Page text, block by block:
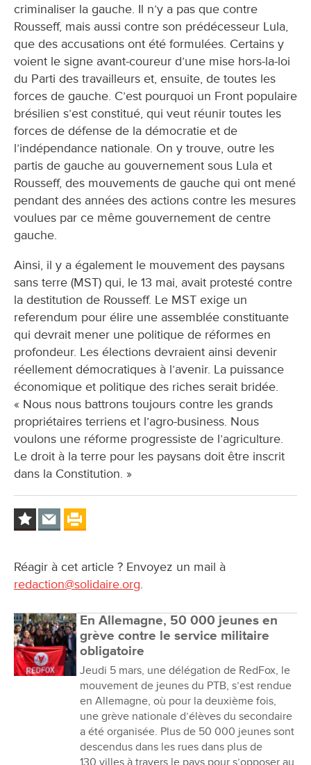
criminaliser la gauche. Il n’y a pas que contre
Rousseff, mais aussi contre son prédécesseur Lula,
que des accusations ont été formulées. Certains y
voient le signe avant-coureur d’une mise hors-la-loi
du Parti des travailleurs et, ensuite, de toutes les
forces de gauche. C’est pourquoi un Front populaire
brésilien s’est constitué, qui veut réunir toutes les
forces de défense de la démocratie et de
l’indépendance nationale. On y trouve, outre les
partis de gauche au gouvernement sous Lula et
Rousseff, des mouvements de gauche qui ont mené
pendant des années des actions contre les mesures
voulues par ce même gouvernement de centre
gauche.
Ainsi, il y a également le mouvement des paysans
sans terre (MST) qui, le 13 mai, avait protesté contre
la destitution de Rousseff. Le MST exige un
referendum pour élire une assemblée constituante
qui devrait mener une politique de réformes en
profondeur. Les élections devraient ainsi devenir
réellement démocratiques à l’avenir. La puissance
économique et politique des riches serait bridée.
« Nous nous battrons toujours contre les grands
propriétaires terriens et l’agro-business. Nous
voulons une réforme progressiste de l’agriculture.
Le droit à la terre pour les paysans doit être inscrit
dans la Constitution. »
Réagir à cet article ? Envoyez un mail à
redaction@solidaire.org.
En Allemagne, 50 000 jeunes en
grève contre le service militaire
obligatoire
Jeudi 5 mars, une délégation de RedFox, le
mouvement de jeunes du PTB, s’est rendue
en Allemagne, où pour la deuxième fois,
une grève nationale d’élèves du secondaire
a été organisée. Plus de 50 000 jeunes sont
descendus dans les rues dans plus de
130 villes à travers le pays pour s’opposer au